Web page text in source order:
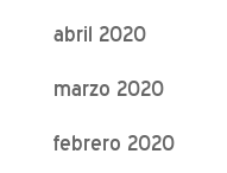
abril 2020
marzo 2020
febrero 2020